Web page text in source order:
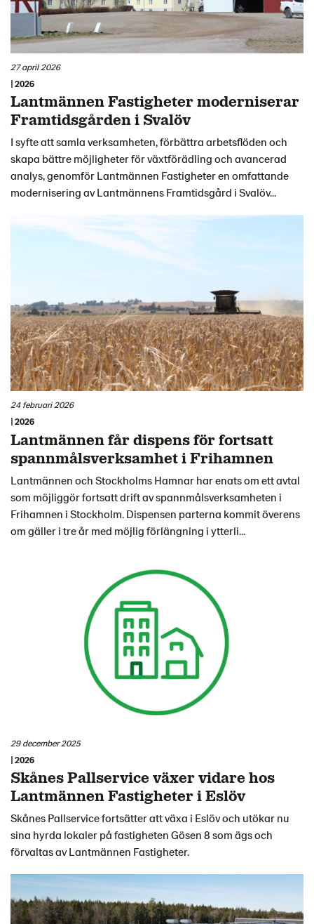
27 april 2026
| 2026
Lantmännen Fastigheter moderniserar
Framtidsgården i Svalöv
I syfte att samla verksamheten, förbättra arbetsflöden och
skapa bättre möjligheter för växtförädling och avancerad
analys, genomför Lantmännen Fastigheter en omfattande
modernisering av Lantmännens Framtidsgård i Svalöv...
24 februari 2026
| 2026
Lantmännen får dispens för fortsatt
spannmålsverksamhet i Frihamnen
Lantmännen och Stockholms Hamnar har enats om ett avtal
som möjliggör fortsatt drift av spannmålsverksamheten i
Frihamnen i Stockholm. Dispensen parterna kommit överens
om gäller i tre år med möjlig förlängning i ytterli...
29 december 2025
| 2026
Skånes Pallservice växer vidare hos
Lantmännen Fastigheter i Eslöv
Skånes Pallservice fortsätter att växa i Eslöv och utökar nu
sina hyrda lokaler på fastigheten Gösen 8 som ägs och
förvaltas av Lantmännen Fastigheter.